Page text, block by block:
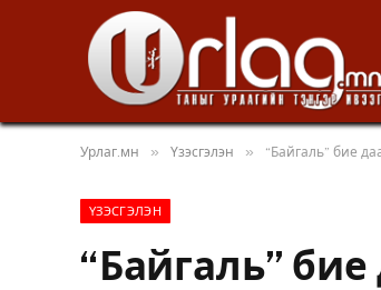
Урлаг.мн » Үзэсгэлэн » “Байгаль” бие
ҮЗЭСГЭЛЭН
“Байгаль” бие